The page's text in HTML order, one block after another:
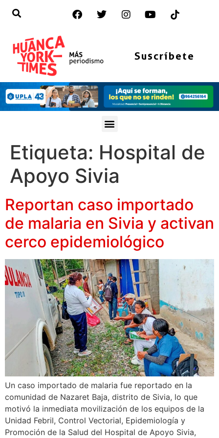
Suscríbete
Etiqueta: Hospital de
Apoyo Sivia
Reportan caso importado
de malaria en Sivia y activan
cerco epidemiológico
Un caso importado de malaria fue reportado en la
comunidad de Nazaret Baja, distrito de Sivia, lo que
motivó la inmediata movilización de los equipos de la
Unidad Febril, Control Vectorial, Epidemiología y
Promoción de la Salud del Hospital de Apoyo Sivia,